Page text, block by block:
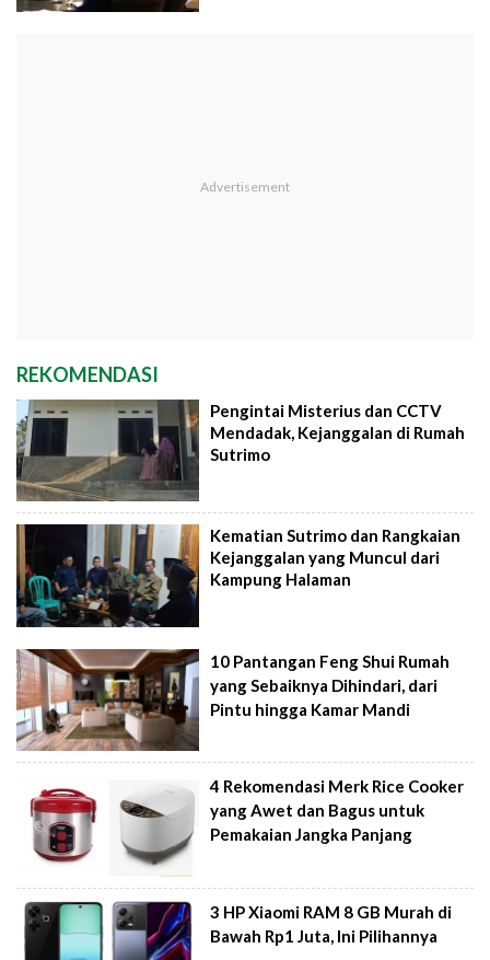
REKOMENDASI
Pengintai Misterius dan CCTV
Mendadak, Kejanggalan di Rumah
Sutrimo
Kematian Sutrimo dan Rangkaian
Kejanggalan yang Muncul dari
Kampung Halaman
10 Pantangan Feng Shui Rumah
yang Sebaiknya Dihindari, dari
Pintu hingga Kamar Mandi
4 Rekomendasi Merk Rice Cooker
yang Awet dan Bagus untuk
Pemakaian Jangka Panjang
3 HP Xiaomi RAM 8 GB Murah di
Bawah Rp1 Juta, Ini Pilihannya